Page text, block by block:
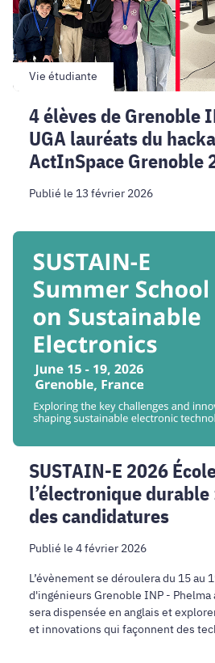
UGA
lauréats
du
hackathon
ActInSpace
Grenoble
2026
Vie étudiante
4 élèves de Grenoble
UGA lauréats du
ActInSpace Grenoble
Publié le 13 février 2026
SUSTAIN-
2026
École
d’été
l’électronique
durable
Ouverture
candidatures
SUSTAIN-E 2026
l’électronique
des candidatures
Publié le 4 février 2026
L’évènement se déroulera du 15 au
d'ingénieurs Grenoble INP - Phelma
sera dispensée en anglais et
et innovations qui façonnent des